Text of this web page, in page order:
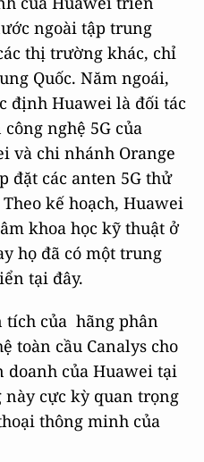
ngoài tập trung
thị trường khác, chỉ
Quốc. Năm ngoái,
định Huawei là đối tác
nghệ 5G của
và chi nhánh Orange
đặt các anten 5G thử
kế hoạch, Huawei
khoa học kỹ thuật ở
họ đã có một trung
tại đây.
tích của hãng phân
toàn cầu Canalys cho
doanh của Huawei tại
cực kỳ quan trọng
thông minh của